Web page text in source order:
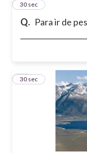
Q. Para ir de
32
30 sec
33
30 sec